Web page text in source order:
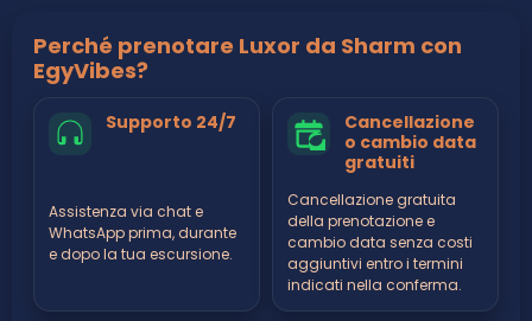
Perché prenotare Luxor da Sharm con
EgyVibes?
Supporto 24/7
Assistenza via chat e
WhatsApp prima, durante
e dopo la tua escursione.
Cancellazione
o cambio data
gratuiti
Cancellazione gratuita
della prenotazione e
cambio data senza costi
aggiuntivi entro i termini
indicati nella conferma.